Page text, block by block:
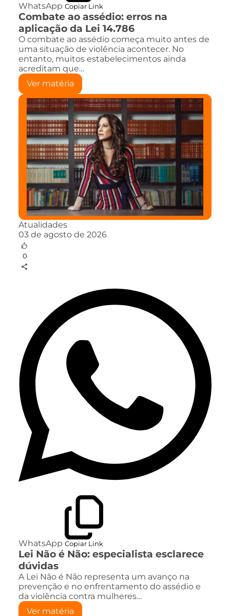
WhatsApp Copiar Link
Combate ao assédio: erros na
aplicação da Lei 14.786
O combate ao assédio começa muito antes de
uma situação de violência acontecer. No
entanto, muitos estabelecimentos ainda
acreditam que…
Ver matéria
Atualidades
03 de agosto de 2026
0
WhatsApp Copiar Link
Lei Não é Não: especialista esclarece
dúvidas
A Lei Não é Não representa um avanço na
prevenção e no enfrentamento do assédio e
da violência contra mulheres…
Ver matéria